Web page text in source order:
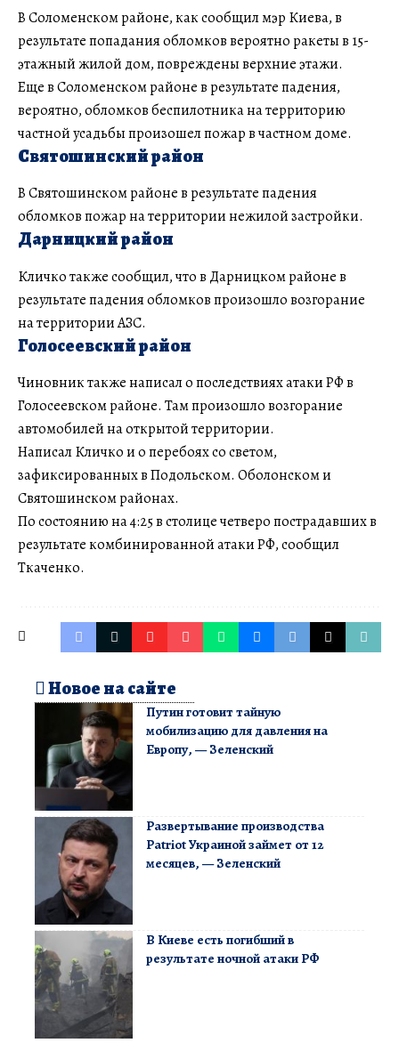
В Соломенском районе, как сообщил мэр Киева, в
результате попадания обломков вероятно ракеты в 15-
этажный жилой дом, повреждены верхние этажи.
Еще в Соломенском районе в результате падения,
вероятно, обломков беспилотника на территорию
частной усадьбы произошел пожар в частном доме.
Святошинский район
В Святошинском районе в результате падения
обломков пожар на территории нежилой застройки.
Дарницкий район
Кличко также сообщил, что в Дарницком районе в
результате падения обломков произошло возгорание
на территории АЗС.
Голосеевский район
Чиновник также написал о последствиях атаки РФ в
Голосеевском районе. Там произошло возгорание
автомобилей на открытой территории.
Написал Кличко и о перебоях со светом,
зафиксированных в Подольском. Оболонском и
Святошинском районах.
По состоянию на 4:25 в столице четверо пострадавших в
результате комбинированной атаки РФ, сообщил
Ткаченко.
Новое на сайте
Путин готовит тайную
мобилизацию для давления на
Европу, — Зеленский
Развертывание производства
Patriot Украиной займет от 12
месяцев, — Зеленский
В Киеве есть погибший в
результате ночной атаки РФ